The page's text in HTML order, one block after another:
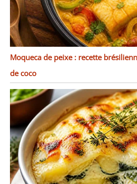
Moqueca de peixe : recette
de coco